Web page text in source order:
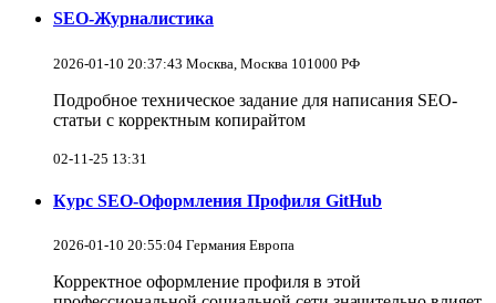
SEO-Журналистика
2026-01-10 20:37:43 Москва, Москва 101000 РФ
Подробное техническое задание для написания SEO-
статьи с корректным копирайтом
02-11-25 13:31
Курс SEO-Оформления Профиля GitHub
2026-01-10 20:55:04 Германия Европа
Корректное оформление профиля в этой